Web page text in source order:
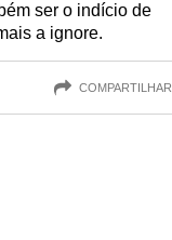
ser o indício de
a ignore.
COMPARTILHAR